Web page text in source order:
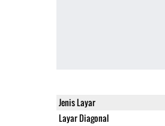
Jenis Layar
Layar Diagonal